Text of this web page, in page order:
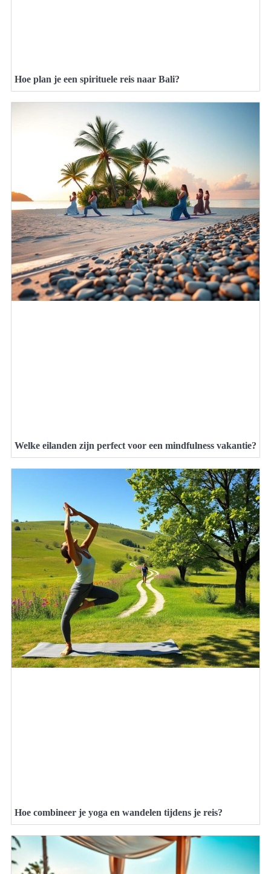
Hoe plan je een spirituele reis naar Bali?
Welke eilanden zijn perfect voor een mindfulness vakantie?
Hoe combineer je yoga en wandelen tijdens je reis?